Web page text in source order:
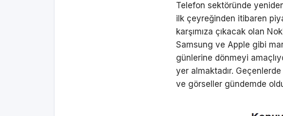
Telefon sektöründe
ilk çeyreğinden itibaren
karşımıza çıkacak olan
Samsung ve Apple gibi
günlerine dönmeyi
yer almaktadır.
ve görseller gündemde